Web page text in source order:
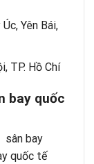
Yên Bái,
TP. Hồ Chí
bay quốc
sân bay
quốc tế